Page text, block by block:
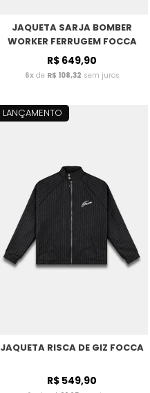
JAQUETA SARJA BOMBER
WORKER FERRUGEM FOCCA
R$ 649,90
6xde R$ 108,32 sem juros
LANÇAMENTO
JAQUETA RISCA DE GIZ FOCCA
R$ 549,90